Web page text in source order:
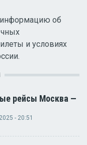
об
и условиях
рейсы Москва —
- 20:51